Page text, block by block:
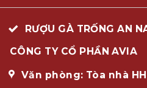
RƯỢU GÀ TRỐNG AN
CÔNG TY CỔ PHẦN AVIA
Văn phòng: Tòa nhà